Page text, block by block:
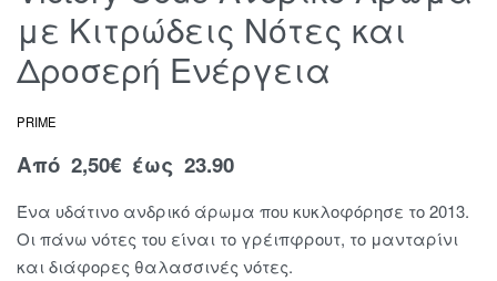
με Κιτρώδεις Νότες και
Δροσερή Ενέργεια
PRIME
Από 2,50€ έως 23.90
Ένα υδάτινο ανδρικό άρωμα που κυκλοφόρησε το 2013.
Οι πάνω νότες του είναι το γρέιπφρουτ, το μανταρίνι
και διάφορες θαλασσινές νότες.